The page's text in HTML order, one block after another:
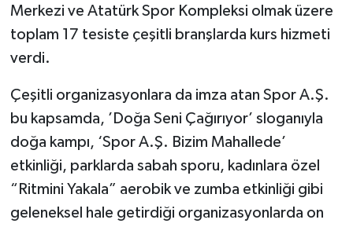
Merkezi ve Atatürk Spor Kompleksi olmak üzere
toplam 17 tesiste çeşitli branşlarda kurs hizmeti
verdi.
Çeşitli organizasyonlara da imza atan Spor A.Ş.
bu kapsamda, ’Doğa Seni Çağırıyor’ sloganıyla
doğa kampı, ‘Spor A.Ş. Bizim Mahallede’
etkinliği, parklarda sabah sporu, kadınlara özel
“Ritmini Yakala” aerobik ve zumba etkinliği gibi
geleneksel hale getirdiği organizasyonlarda on